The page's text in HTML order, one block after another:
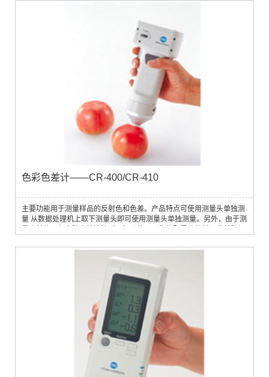
502 Plus 通过测量叶子对两个波长段里的吸收率，来评估当前叶子中的
色彩色差计——CR-400/CR-410
主要功能用于测量样品的反射色和色差。产品特点可使用测量头单独测
量 从数据处理机上取下测量头即可使用测量头单独测量。另外，由于测
加载了可自由设定任意评价公式和色彩计算公式的用户检索功能，所以
即使不是L*a*b*等普通色度图或评价公式而是使用行业特有的评价公式